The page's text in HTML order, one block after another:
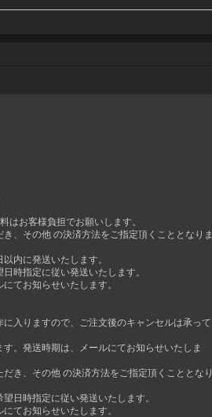
はお客様負担でお願いします。
、その他 の決済方法をご指定頂くこととなりま
内に発送いたします。
時指定に従い発送いたします。
てお知らせいたします。
入りますので、ご注文後のキャンセルは承って
。発送時期は、メールにてお知らせいたしま
き、その他 の決済方法をご指定頂くこととなり
日時指定に従い発送いたします。
てお知らせいたします。